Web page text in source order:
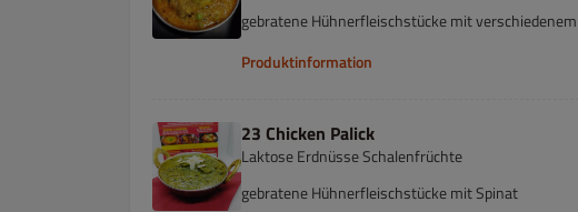
gebratene Hühnerfleischstücke mit
Produktinformation
23 Chicken Palick
Laktose Erdnüsse Schalenfrüchte
gebratene Hühnerfleischstücke mit Spinat